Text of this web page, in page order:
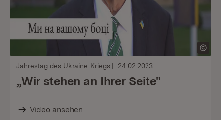
Jahrestag des Ukraine-Kriegs 24.02.2023
„Wir stehen an Ihrer Seite"
Video ansehen